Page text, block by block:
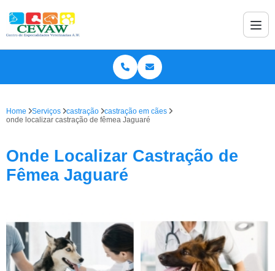
Home Serviços castração
castração em cães
onde localizar castração de fêmea Jaguaré
Onde Localizar Castração de
Fêmea Jaguaré